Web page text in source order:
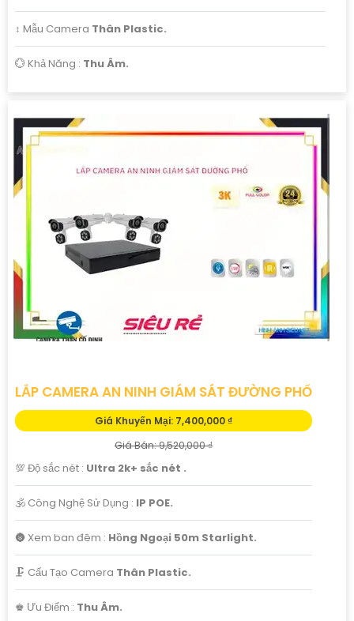
↕️ Mẫu Camera Thân Plastic.
️💮 Khả Năng : Thu Âm.
LẮP CAMERA AN NINH GIÁM SÁT ĐƯỜNG PHỐ
Giá Khuyến Mại: 7,400,000 ₫
Giá Bán: 9,520,000 ₫
💯 Độ sắc nét : Ultra 2k+ sắc nét .
🕉️ Công Nghệ Sử Dụng : IP POE.
🌚 Xem ban đêm : Hồng Ngoại 50m Starlight.
🗜️ Cấu Tạo Camera Thân Plastic.
️♚ Ưu Điểm : Thu Âm.